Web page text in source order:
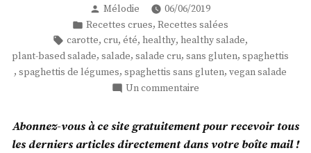
Publié
par
Mélodie
06/06/2019
Publié
dans
Recettes crues, Recettes salées
Étiquettes :
carotte, cru, été, healthy, healthy salade,
plant-based salade, salade, salade cru, sans gluten, spaghettis
, spaghettis de légumes, spaghettis sans gluten, vegan salade
Un commentaire
!
Abonnez-vous à ce site gratuitement pour recevoir tous
les derniers articles directement dans votre boîte mail !